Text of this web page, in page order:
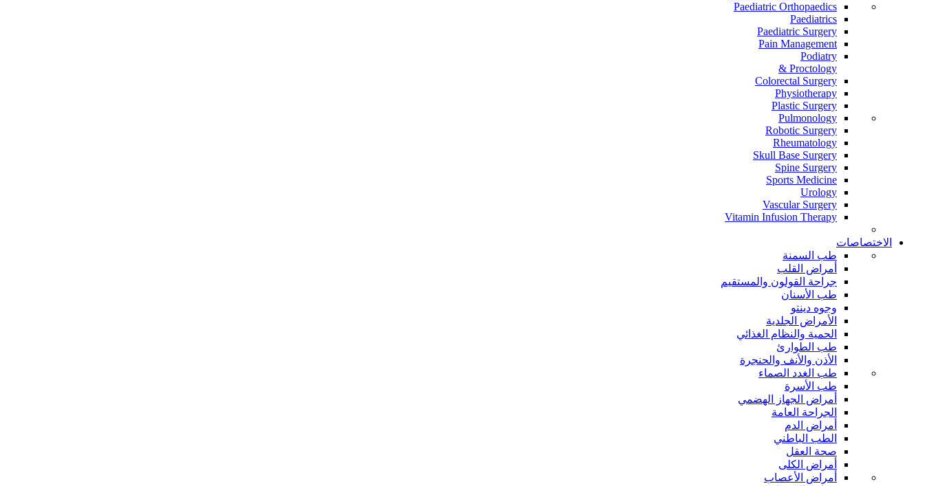
Paediatric Orthopaedics
Paediatrics
Paediatric Surgery
Pain Management
Podiatry
Proctology &
Colorectal Surgery
Physiotherapy
Plastic Surgery
Pulmonology
Robotic Surgery
Rheumatology
Skull Base Surgery
Spine Surgery
Sports Medicine
Urology
Vascular Surgery
Vitamin Infusion Therapy
الاختصاصات
طب السمنة
أمراض القلب
جراحة القولون والمستقيم
طب الأسنان
وجوه دينتو
الأمراض الجلدية
الحمية والنظام الغذائي
طب الطوارئ
الأذن والأنف والحنجرة
طب الغدد الصماء
طب الأسرة
أمراض الجهاز الهضمي
الجراحة العامة
أمراض الدم
الطب الباطني
صحة العقل
أمراض الكلى
أمراض الأعصاب